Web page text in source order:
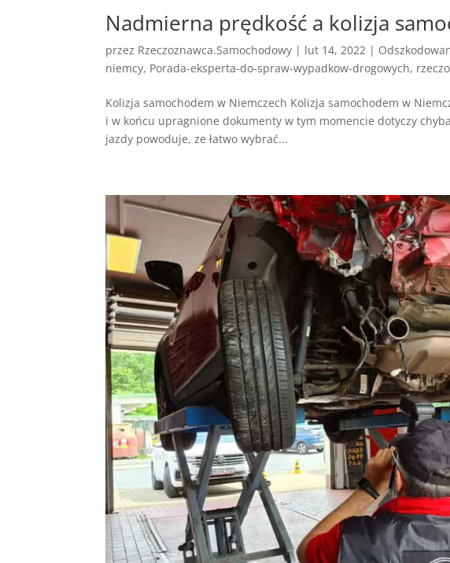
Nadmierna prędkość a kolizja
przez Rzeczoznawca.Samochodowy | lut 14, 2022 |
niemcy, Porada-eksperta-do-spraw-wypadkow-drogowych,
Kolizja samochodem w Niemczech Kolizja samochodem w
i w końcu upragnione dokumenty w tym momencie dotyczy
jazdy powoduje, ze łatwo wybrać...